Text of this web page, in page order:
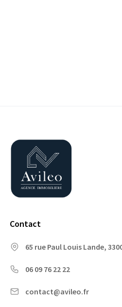
Contact
65 rue Paul Louis Lande,
06 09 76 22 22
contact@avileo.fr